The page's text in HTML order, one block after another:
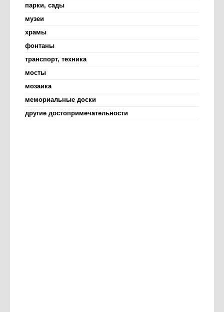
парки, сады
музеи
храмы
фонтаны
транспорт, техника
мосты
мозаика
мемориальные доски
другие достопримечательности